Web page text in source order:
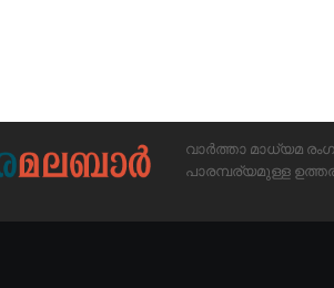
വാർത്താ മാധ്യമ
പാരമ്പര്യമുള്ള